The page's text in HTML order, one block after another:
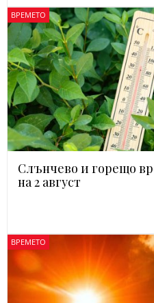
ВРЕМЕТО
Слънчево и горещо
на 2 август
ВРЕМЕТО